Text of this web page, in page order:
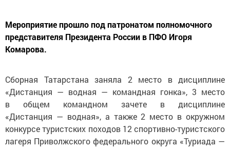
Мероприятие прошло под патронатом полномочного
представителя Президента России в ПФО Игоря
Комарова.
Сборная Татарстана заняла 2 место в дисциплине
«Дистанция — водная — командная гонка», 3 место
в общем командном зачете в дисциплине
«Дистанция — водная», а также 2 место в окружном
конкурсе туристских походов 12 спортивно-туристского
лагеря Приволжского федерального округа «Туриада —